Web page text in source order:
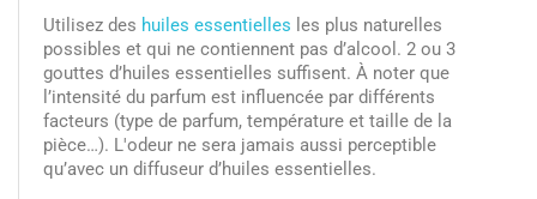
Utilisez des huiles essentielles les plus naturelles
possibles et qui ne contiennent pas d’alcool. 2 ou 3
gouttes d’huiles essentielles suffisent. À noter que
l’intensité du parfum est influencée par différents
facteurs (type de parfum, température et taille de la
pièce…). L'odeur ne sera jamais aussi perceptible
qu’avec un diffuseur d’huiles essentielles.